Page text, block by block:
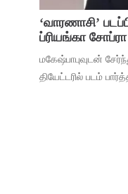
‘வாரணாசி’
ப்ரியங்கா சோப்ரா
மகேஷ்பாபுவுடன்
தியேட்டரில் படம்